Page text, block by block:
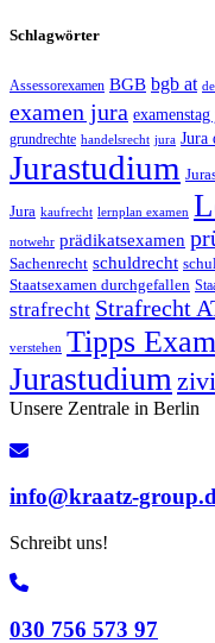
Schlagwörter
Assessorexamen BGB bgb at
examen jura
grundrechte handelsrecht jura Jura
Jurastudium
Jura kaufrecht lernplan examen
notwehr prädikatsexamen
Sachenrecht schuldrecht
Staatsexamen durchgefallen
strafrecht Strafrecht
verstehen Tipps
Jurastudium
Unsere Zentrale in Berlin
info@kraatz-
Schreibt uns!
030 756 573 97